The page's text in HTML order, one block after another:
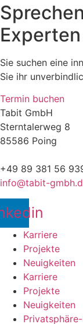
Experten
Sie suchen eine
Sie ihr
Termin buchen
Tabit GmbH
Sterntalerweg 8
85586 Poing
+49 89 381 56
info@tabit-
Karriere
Projekte
Neuigkeiten
Karriere
Projekte
Neuigkeiten